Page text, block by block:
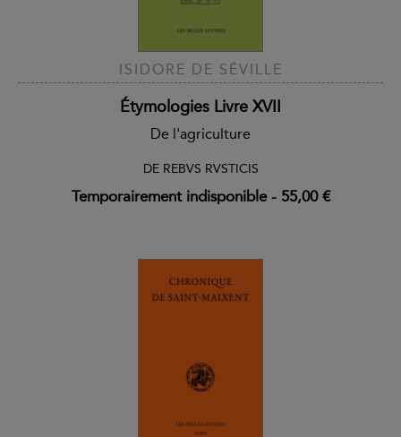
ISIDORE DE SÉVILLE
Étymologies Livre XVII
De l'agriculture
DE REBVS RVSTICIS
Temporairement indisponible- 55,00 €